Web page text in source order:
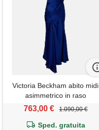
Victoria Beckham abito midi
asimmetrico in raso
763,00 € 1.090,00 €
Sped. gratuita